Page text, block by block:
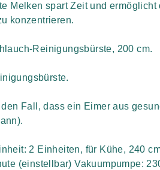
Melken spart Zeit und ermöglicht
konzentrieren.
Reinigungsbürste, 200 cm.
Fall, dass ein Eimer aus
2 Einheiten, für Kühe, 240
(einstellbar) Vakuumpumpe: